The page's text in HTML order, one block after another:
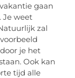
gaan
Je weet
zal
je het
Ook kan
tijd alle